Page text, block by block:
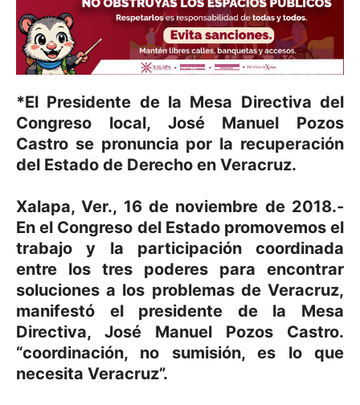
*El Presidente de la Mesa Directiva del
Congreso local, José Manuel Pozos
Castro se pronuncia por la recuperación
del Estado de Derecho en Veracruz.
Xalapa, Ver., 16 de noviembre de 2018.-
En el Congreso del Estado promovemos el
trabajo y la participación coordinada
entre los tres poderes para encontrar
soluciones a los problemas de Veracruz,
manifestó el presidente de la Mesa
Directiva, José Manuel Pozos Castro.
“coordinación, no sumisión, es lo que
necesita Veracruz”.